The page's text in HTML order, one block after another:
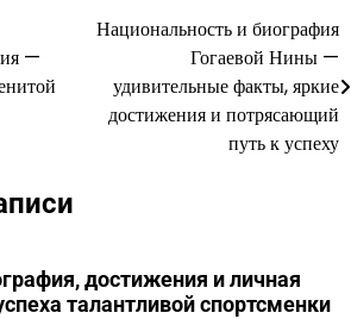
—
Национальность и биография
Гогаевой Нины —
удивительные факты, яркие
достижения и потрясающий
путь к успеху
достижения и личная
талантливой спортсменки